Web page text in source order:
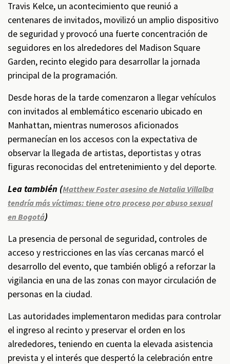
Travis Kelce, un acontecimiento que reunió a
centenares de invitados, movilizó un amplio dispositivo
de seguridad y provocó una fuerte concentración de
seguidores en los alrededores del Madison Square
Garden, recinto elegido para desarrollar la jornada
principal de la programación.
Desde horas de la tarde comenzaron a llegar vehículos
con invitados al emblemático escenario ubicado en
Manhattan, mientras numerosos aficionados
permanecían en los accesos con la expectativa de
observar la llegada de artistas, deportistas y otras
figuras reconocidas del entretenimiento y del deporte.
Lea también (Matthew Foster asesino de Natalia Villalba
tendría más víctimas: tiene otro proceso por abuso sexual
en Bogotá)
La presencia de personal de seguridad, controles de
acceso y restricciones en las vías cercanas marcó el
desarrollo del evento, que también obligó a reforzar la
vigilancia en una de las zonas con mayor circulación de
personas en la ciudad.
Las autoridades implementaron medidas para controlar
el ingreso al recinto y preservar el orden en los
alrededores, teniendo en cuenta la elevada asistencia
prevista y el interés que despertó la celebración entre